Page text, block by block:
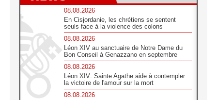
08.08.2026
En Cisjordanie, les chrétiens se sentent
seuls face à la violence des colons
08.08.2026
Léon XIV au sanctuaire de Notre Dame du
Bon Conseil à Genazzano en septembre
08.08.2026
Léon XIV: Sainte Agathe aide à contempler
la victoire de l'amour sur la mort
08.08.2026